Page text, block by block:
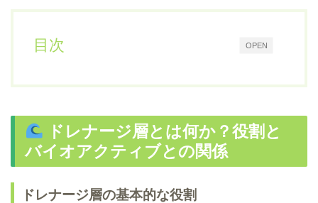
OPEN
目次
ドレナージ層とは何か？役割と
バイオアクティブとの関係
ドレナージ層の基本的な役割